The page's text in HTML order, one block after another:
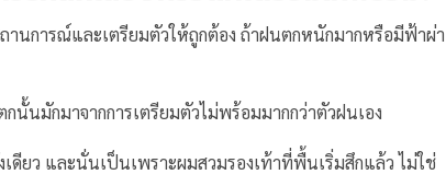
านการณ์และเตรียมตัวให้ถูกต้อง ถ้าฝนตกหนักมากหรือมีฟ้าผ่า
นั้นมักมาจากการเตรียมตัวไม่พร้อมมากกว่าตัวฝนเอง
ยว และนั่นเป็นเพราะผมสวมรองเท้าที่พื้นเริ่มสึกแล้ว ไม่ใช่